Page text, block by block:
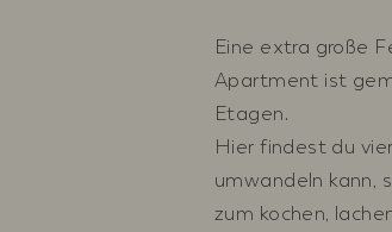
Eine extra große
Apartment ist
Etagen.
Hier findest du
umwandeln kann,
zum kochen,